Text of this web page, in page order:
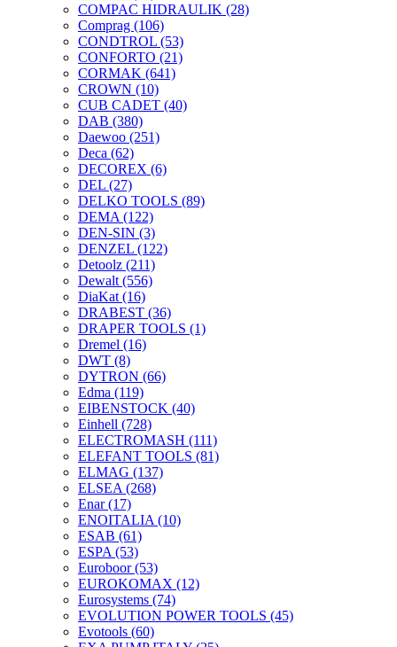
COMPAC HIDRAULIK (28)
Comprag (106)
CONDTROL (53)
CONFORTO (21)
CORMAK (641)
CROWN (10)
CUB CADET (40)
DAB (380)
Daewoo (251)
Deca (62)
DECOREX (6)
DEL (27)
DELKO TOOLS (89)
DEMA (122)
DEN-SIN (3)
DENZEL (122)
Detoolz (211)
Dewalt (556)
DiaKat (16)
DRABEST (36)
DRAPER TOOLS (1)
Dremel (16)
DWT (8)
DYTRON (66)
Edma (119)
EIBENSTOCK (40)
Einhell (728)
ELECTROMASH (111)
ELEFANT TOOLS (81)
ELMAG (137)
ELSEA (268)
Enar(17)
ENOITALIA (10)
ESAB (61)
ESPA (53)
Euroboor(53)
EUROKOMAX (12)
Eurosystems (74)
EVOLUTION POWER TOOLS (45)
Evotools (60)